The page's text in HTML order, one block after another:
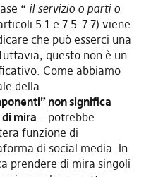
“ il servizio o parti o
5.1 e 7.5-7.7) viene
che può esserci una
questo non è un
Come abbiamo
della
non significa
mira – potrebbe
funzione di
di social media. In
prendere di mira singoli